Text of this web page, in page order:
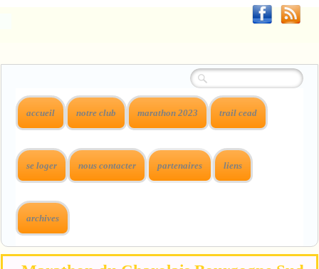
accueil notre club marathon 2023 trail cead
se loger nous contacter partenaires liens
archives